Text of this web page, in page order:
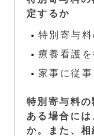
定するか
特別寄与
療養看護
家事に従
特別寄与料
ある場合に
か。また、